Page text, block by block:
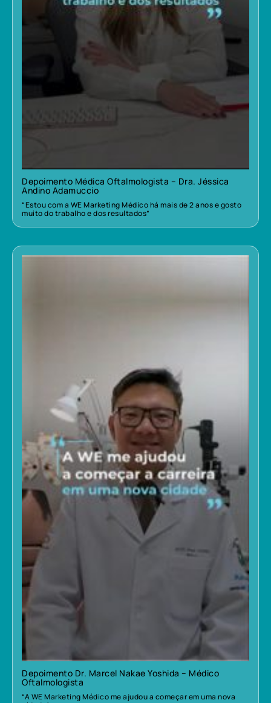
Depoimento Médica Oftalmologista – Dra. Jéssica
Andino Adamuccio
“Estou com a WE Marketing Médico há mais de 2 anos e gosto
muito do trabalho e dos resultados”
Depoimento Dr. Marcel Nakae Yoshida – Médico
Oftalmologista
“A WE Marketing Médico me ajudou a começar em uma nova